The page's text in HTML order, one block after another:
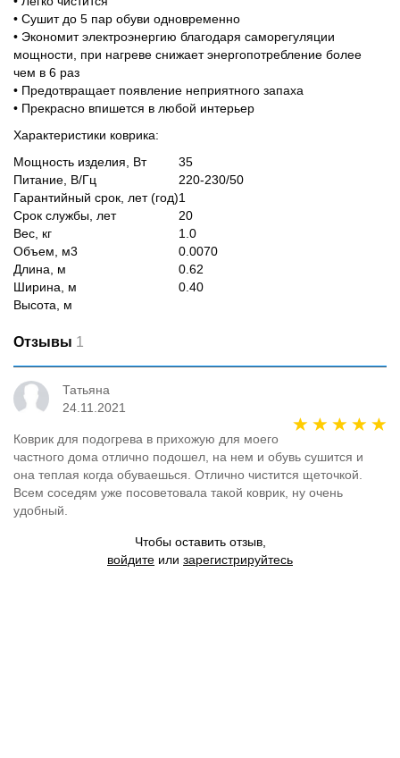
• Сушит до 5 пар обуви одновременно
• Экономит электроэнергию благодаря саморегуляции
мощности, при нагреве снижает энергопотребление более
чем в 6 раз
• Предотвращает появление неприятного запаха
• Прекрасно впишется в любой интерьер
Характеристики коврика:
Мощность изделия, Вт
35
Питание, В/Гц
220-230/50
Гарантийный срок, лет (год)1
Срок службы, лет
20
Вес, кг
1.0
Объем, м3
0.0070
Длина, м
0.62
Ширина, м
0.40
Высота, м
Отзывы 1
Татьяна
24.11.2021
Коврик для подогрева в прихожую для моего
частного дома отлично подошел, на нем и обувь сушится и
она теплая когда обуваешься. Отлично чистится щеточкой.
Всем соседям уже посоветовала такой коврик, ну очень
удобный.
Чтобы оставить отзыв,
войдите или зарегистрируйтесь